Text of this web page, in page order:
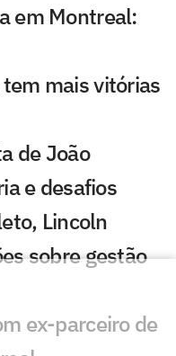
em Montreal:
mais vitórias
de João
e desafios
Lincoln
sobre gestão
ex-parceiro de